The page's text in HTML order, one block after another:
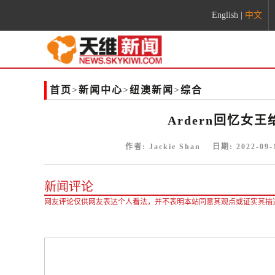
English 中文
首页>新闻中心>纽澳新闻 >综合
Ardern回忆女王
作者: Jackie Shan 日期: 2022-
新闻评论
网友评论仅供网友表达个人看法，并不表明本站同意其观点或证实其描